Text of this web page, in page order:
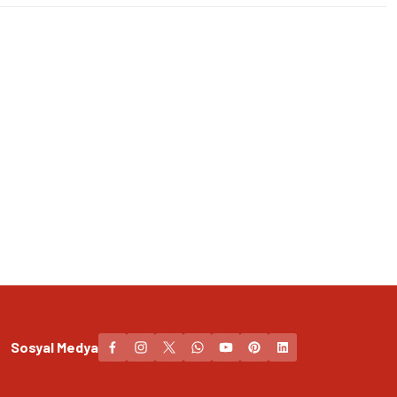
Sosyal Medya